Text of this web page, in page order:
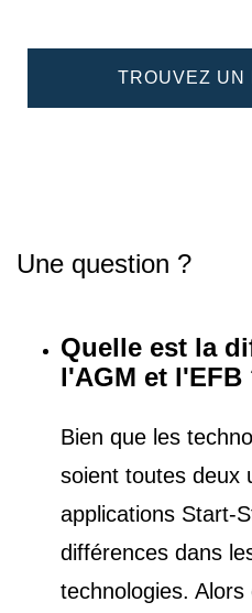
TROUVEZ UN
Une question ?
Quelle est la
l'AGM et l'EFB
Bien que les
soient toutes deux
applications Start-
différences dans
technologies.